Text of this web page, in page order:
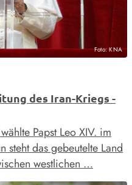
Foto: KNA
des Iran-Kriegs -
Papst Leo XIV. im
steht das gebeutelte Land
westlichen …